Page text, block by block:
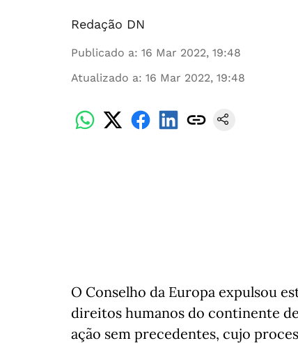
Redação DN
Publicado a: 16 Mar 2022, 19:48
Atualizado a: 16 Mar 2022, 19:48
O Conselho da Europa expulsou
direitos humanos do continente
ação sem precedentes, cujo